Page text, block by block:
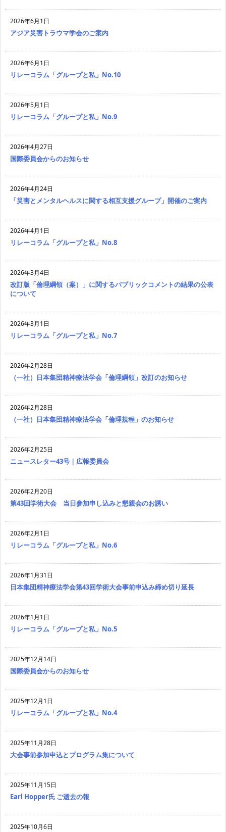
2026年6月1日
アジア災害トラウマ学会のご案内
2026年6月1日
リレーコラム「グループと私」No.10
2026年5月1日
リレーコラム「グループと私」No.9
2026年4月27日
国際委員会からのお知らせ
2026年4月24日
「災害とメンタルヘルスに関する相互支援グループ」開催のご案内
2026年4月1日
リレーコラム「グループと私」No.8
2026年3月4日
改訂版「倫理綱領（案）」に関するパブリックコメントの結果の公表
について
2026年3月1日
リレーコラム「グループと私」No.7
2026年2月28日
（一社）日本集団精神療法学会「倫理綱領」改訂のお知らせ
2026年2月28日
（一社）日本集団精神療法学会「倫理規程」のお知らせ
2026年2月25日
ニュースレター43号｜広報委員会
2026年2月20日
第43回学術大会 当日参加申し込みと懇親会のお誘い
2026年2月1日
リレーコラム「グループと私」No.6
2026年1月31日
日本集団精神療法学会第43回学術大会事前申込み締め切り延長
2026年1月1日
リレーコラム「グループと私」No.5
2025年12月14日
国際委員会からのお知らせ
2025年12月1日
リレーコラム「グループと私」No.4
2025年11月28日
大会事前参加申込とプログラム集について
2025年11月15日
Earl Hopper氏 ご逝去の報
2025年10月6日